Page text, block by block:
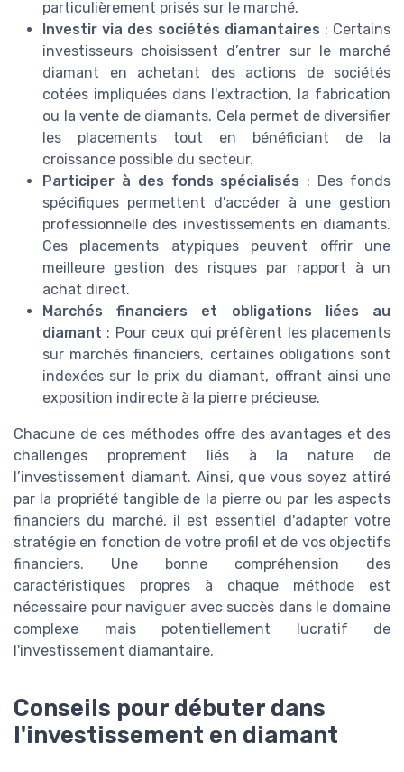
particulièrement prisés sur le marché.
Investir via des sociétés diamantaires : Certains
investisseurs choisissent d’entrer sur le marché
diamant en achetant des actions de sociétés
cotées impliquées dans l'extraction, la fabrication
ou la vente de diamants. Cela permet de diversifier
les placements tout en bénéficiant de la
croissance possible du secteur.
Participer à des fonds spécialisés : Des fonds
spécifiques permettent d'accéder à une gestion
professionnelle des investissements en diamants.
Ces placements atypiques peuvent offrir une
meilleure gestion des risques par rapport à un
achat direct.
Marchés financiers et obligations liées au
diamant : Pour ceux qui préfèrent les placements
sur marchés financiers, certaines obligations sont
indexées sur le prix du diamant, offrant ainsi une
exposition indirecte à la pierre précieuse.
Chacune de ces méthodes offre des avantages et des
challenges proprement liés à la nature de
l’investissement diamant. Ainsi, que vous soyez attiré
par la propriété tangible de la pierre ou par les aspects
financiers du marché, il est essentiel d'adapter votre
stratégie en fonction de votre profil et de vos objectifs
financiers. Une bonne compréhension des
caractéristiques propres à chaque méthode est
nécessaire pour naviguer avec succès dans le domaine
complexe mais potentiellement lucratif de
l'investissement diamantaire.
Conseils pour débuter dans
l'investissement en diamant